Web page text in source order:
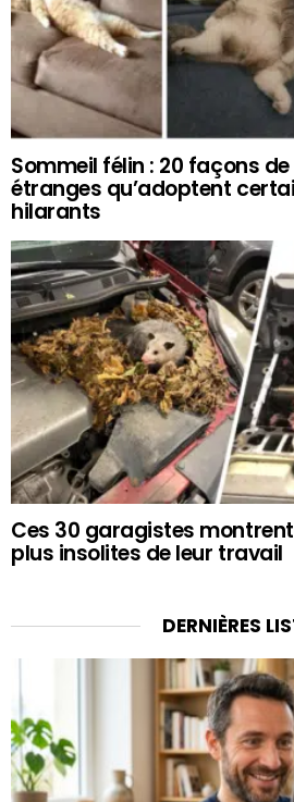
Sommeil félin : 20 façons
étranges qu’adoptent
hilarants
Ces 30 garagistes
plus insolites de leur travail
DERNIÈRES